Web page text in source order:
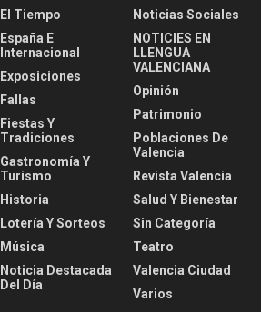
El Tiempo
España E
Internacional
Exposiciones
Fallas
Fiestas Y
Tradiciones
Gastronomía Y
Turismo
Historia
Lotería Y Sorteos
Música
Noticia Destacada
Del Día
Noticias Sociales
NOTICIES EN
LLENGUA
VALENCIANA
Opinión
Patrimonio
Poblaciones De
Valencia
Revista Valencia
Salud Y Bienestar
Sin Categoría
Teatro
Valencia Ciudad
Varios